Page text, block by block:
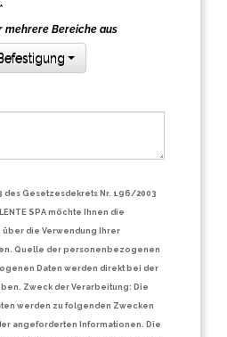
mehrere Bereiche aus
des Gesetzesdekrets Nr. 196/2003
SPA möchte Ihnen die
die Verwendung Ihrer
Quelle der personenbezogenen
Daten werden direkt bei der
Zweck der Verarbeitung: Die
werden zu folgenden Zwecken
angeforderten Informationen. Die